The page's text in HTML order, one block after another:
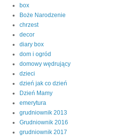
box
Boże Narodzenie
chrzest
decor
diary box
dom i ogród
domowy wędrujący
dzieci
dzień jak co dzień
Dzień Mamy
emerytura
grudniownik 2013
Grudniownik 2016
grudniownik 2017